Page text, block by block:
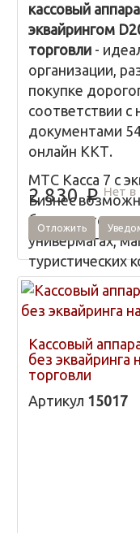
кассовый
эквайрингом
торговли -
организации,
покупке
соответствии
документами
онлайн ККТ.
МТС Касса 7 с
Бизнес
бутиках,
универмагах,
туристических
торговых
2 830p Нет в
Отложить
Кассовый
без эквайринга
торговли
Артикул 15017